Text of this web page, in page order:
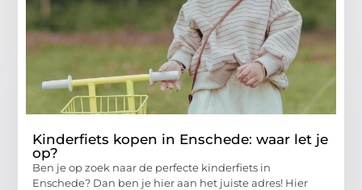
Kinderfiets kopen in Enschede: waar let je
op?
Ben je op zoek naar de perfecte kinderfiets in
Enschede? Dan ben je hier aan het juiste adres! Hier